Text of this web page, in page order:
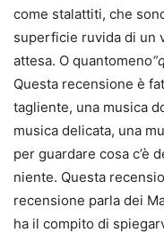
come stalattiti, che
superficie ruvida di un
attesa. O quantomeno
Questa recensione è
tagliente, una musica
musica delicata, una
per guardare cosa c’è
niente. Questa
recensione parla dei
ha il compito di